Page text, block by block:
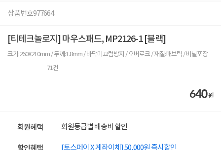
상품번호977664
[티테크놀로지] 마우스패드, MP2126-1 [블랙]
크기:260X210mm / 두께:1.8mm / 바닥미끄럼방지 / 오버로크 / 재질:패브릭 / 비닐포장
71건
640원
회원혜택 회원등급별 배송비 할인
할인혜택
[토스페이 X 계좌이체] 50,000원 즉시할인